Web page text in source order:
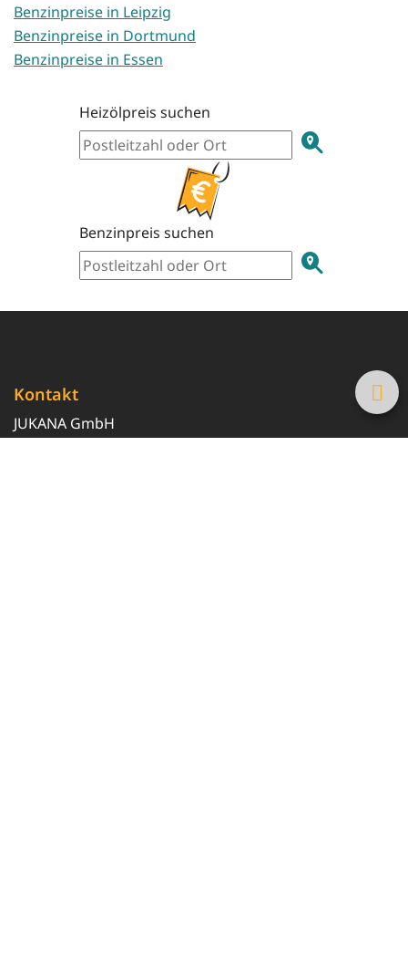
Benzinpreise in Leipzig
Benzinpreise in Dortmund
Benzinpreise in Essen
Heizölpreis suchen
Benzinpreis suchen
Kontakt
JUKANA GmbH